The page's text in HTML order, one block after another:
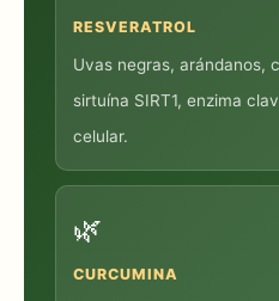
RESVERATROL
Uvas negras, arándanos,
sirtuína SIRT1, enzima
celular.
🌿
CURCUMINA